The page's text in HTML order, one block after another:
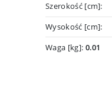
Szerokość [cm]:
Wysokość [cm]:
Waga [kg]: 0.01